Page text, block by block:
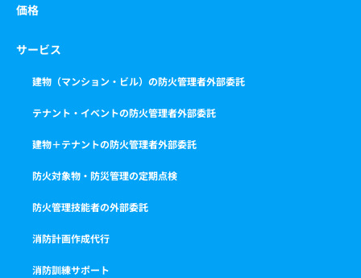
価格
サービス
建物（マンション・ビル）の防火管理者外部委託
テナント・イベントの防火管理者外部委託
建物＋テナントの防火管理者外部委託
防火対象物・防災管理の定期点検
防火管理技能者の外部委託
消防計画作成代行
消防訓練サポート